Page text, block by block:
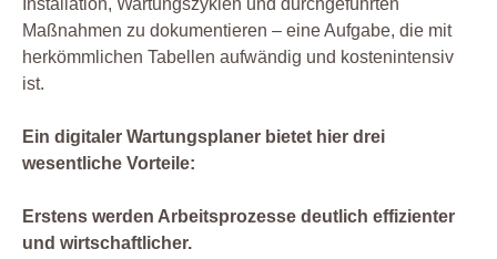
Installation, Wartungszyklen und durchgeführten
Maßnahmen zu dokumentieren – eine Aufgabe, die mit
herkömmlichen Tabellen aufwändig und kostenintensiv
ist.
Ein digitaler Wartungsplaner bietet hier drei
wesentliche Vorteile:
Erstens werden Arbeitsprozesse deutlich effizienter
und wirtschaftlicher.